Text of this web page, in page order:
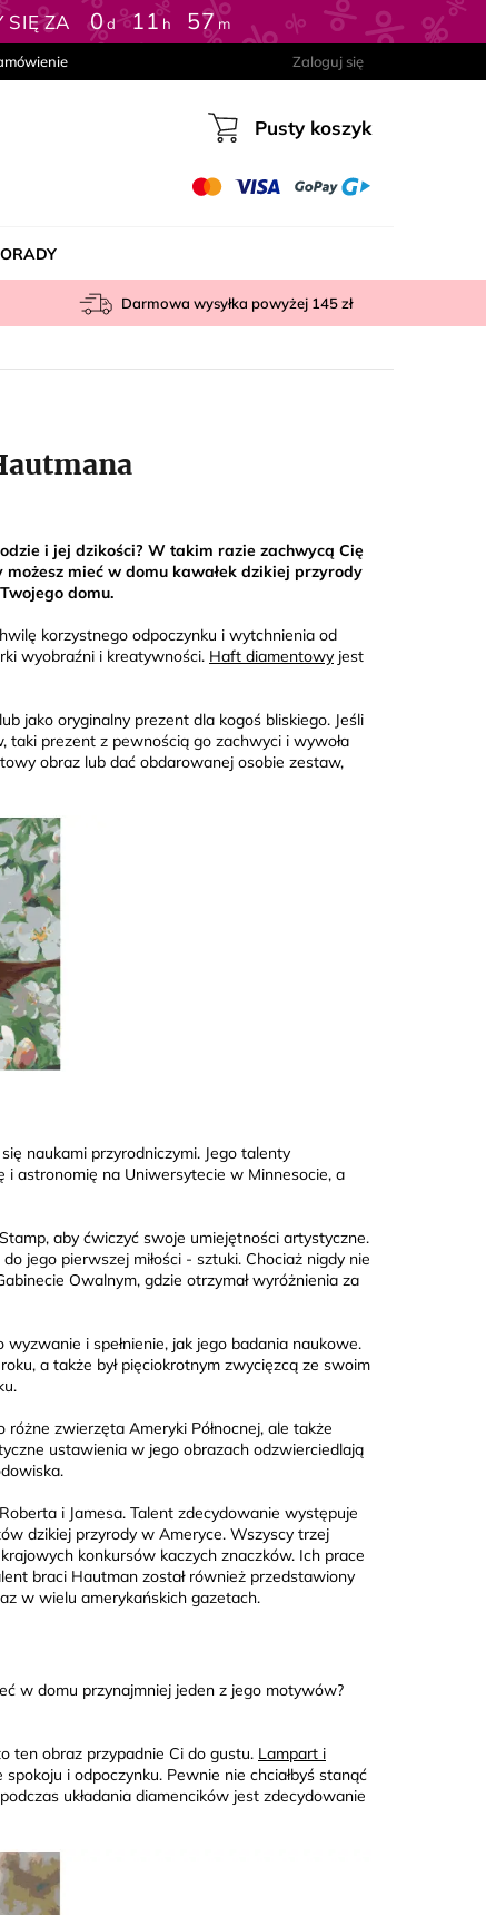
SIĘ ZA 0d :11 h 57m
Zaloguj się
Koszyk
Pusty koszyk
Darmowa wysyłka powyżej 145 zł
i jej dzikości? W takim razie zachwycą Cię
możesz mieć w domu kawałek dzikiej przyrody
domu.
korzystnego odpoczynku i wytchnienia od
wyobraźni i kreatywności. Haft diamentowy jest
jako oryginalny prezent dla kogoś bliskiego. Jeśli
taki prezent z pewnością go zachwyci i wywoła
obraz lub dać obdarowanej osobie zestaw,
naukami przyrodniczymi. Jego talenty
i astronomię na Uniwersytecie w Minnesocie, a
aby ćwiczyć swoje umiejętności artystyczne.
jego pierwszej miłości - sztuki. Chociaż nigdy nie
Owalnym, gdzie otrzymał wyróżnienia za
i spełnienie, jak jego badania naukowe.
a także był pięciokrotnym zwycięzcą ze swoim
zwierzęta Ameryki Północnej, ale także
ustawienia w jego obrazach odzwierciedlają
i Jamesa. Talent zdecydowanie występuje
dzikiej przyrody w Ameryce. Wszyscy trzej
konkursów kaczych znaczków. Ich prace
braci Hautman został również przedstawiony
w wielu amerykańskich gazetach.
w domu przynajmniej jeden z jego motywów?
ten obraz przypadnie Ci do gustu. Lampart i
i odpoczynku. Pewnie nie chciałbyś stanąć
układania diamencików jest zdecydowanie